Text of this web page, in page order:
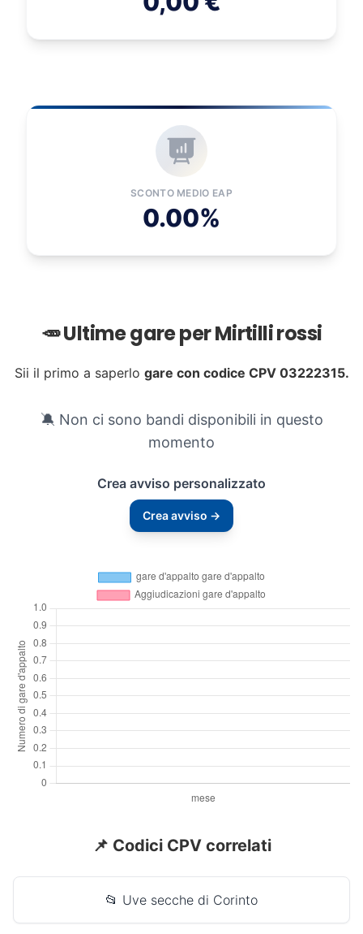
SCONTO MEDIO EAP
0.00%
🥕 Ultime gare per Mirtilli rossi
Sii il primo a saperlo gare con codice CPV 03222315.
🔕 Non ci sono bandi disponibili in questo
momento
Crea avviso personalizzato
Crea avviso →
📌 Codici CPV correlati
📂 Uve secche di Corinto